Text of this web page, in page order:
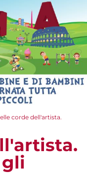
corde dell'artista.